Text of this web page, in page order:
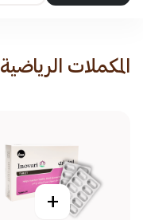
المكملات الرياضية
+